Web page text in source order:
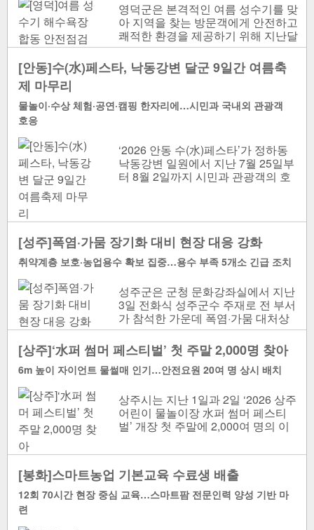
영덕군은 본격적인 여름 성수기를 맞
아 지역을 찾는 방문객에게 안전하고
쾌적한 환경을 제공하기 위해 지난달
30일 해수욕장 합동점검을 벌였다.
여름 성수..
[안동]수(水)페스타, 낙동강변 달군 9일간 여름축
제 마무리
물놀이·수상 체험·공연·캠핑 한자리에…시민과 국내외 관광객
호응
‘2026 안동 수(水)페스타’가 정하동
낙동강변 일원에서 지난 7월 25일부
터 8월 2일까지 시민과 관광객의 호
[성주]폭염·가뭄 장기화 대비 현장 대응 강화
취약계층 보호·농업용수 확보 집중…용수 부족 5개소 긴급 조치
성주군은 군청 문화강좌실에서 지난
3일 전화식 성주군수 주재로 전 부서
가 참석한 가운데 폭염·가뭄 대처상
황 점검회의를 열었다. 폭염·가뭄 대
처상황 점..
[상주]‘水퍼 썸머 페스티벌’ 첫 주말 2,000명 찾아
6m 높이 자이언트 물썰매 인기…안전요원 20여 명 상시 배치
상주시는 지난 1일과 2일 ‘2026 상주
어린이 물놀이장 水퍼 썸머 페스티
벌’ 개장 첫 주말에 2,000여 명의 이
고 밝혔다...
[봉화]스마트농업 기본교육 수료생 배출
12회 70시간 현장 중심 교육…스마트팜 전문인력 양성 기반 마
련